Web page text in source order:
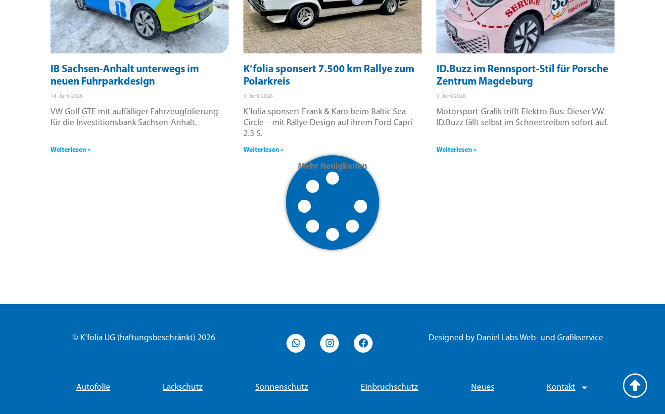
IB Sachsen-Anhalt unterwegs im
neuen Fuhrparkdesign
14. Juni 2026
VW Golf GTE mit auffälliger Fahrzeugfolierung
für die Investitionsbank Sachsen-Anhalt.
Weiterlesen »
K’folia sponsert 7.500 km Rallye zum
Polarkreis
9. Juni 2026
K’folia sponsert Frank & Karo beim Baltic Sea
Circle – mit Rallye-Design auf ihrem Ford Capri
2.3 S.
Weiterlesen »
ID.Buzz im Rennsport-Stil für Porsche
Zentrum Magdeburg
9. Juni 2026
Motorsport-Grafik trifft Elektro-Bus: Dieser VW
ID.Buzz fällt selbst im Schneetreiben sofort auf.
Weiterlesen »
Mehr Neuigkeiten
© K’folia UG (haftungsbeschränkt) 2026 Designed by Daniel Labs Web- und Grafikservice
Autofolie Lackschutz Sonnenschutz Einbruchschutz Neues Kontakt